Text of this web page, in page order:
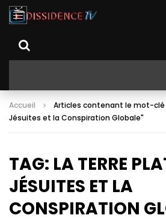
Accueil
Articles contenant le mot-clé
Jésuites et la Conspiration Globale"
TAG: LA TERRE
JÉSUITES ET LA
CONSPIRATION